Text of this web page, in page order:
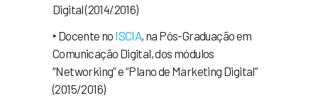
Digital (2014/2016)
‣ Docente no ISCIA, na Pós-Graduação em
Comunicação Digital, dos módulos
“Networking” e “Plano de Marketing Digital”
(2015/2016)